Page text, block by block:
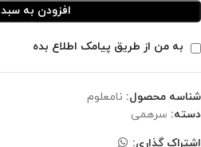
افزودن به
به من از طریق پیامک اطلاع بده
شناسه محصول: نامعلوم
دسته: سرهمی
اشتراک گذاری: